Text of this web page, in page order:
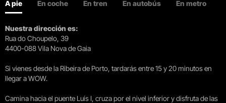
A pie En coche En tren En autobús En metro
Nuestra dirección es:
Rua do Choupelo, 39
4400-088 Vila Nova de Gaia
Si vienes desde la Ribeira de Porto, tardarás entre 15 y 20 minutos en
llegar a WOW.
Camina hacia el puente Luís I, cruza por el nivel inferior y disfruta de las